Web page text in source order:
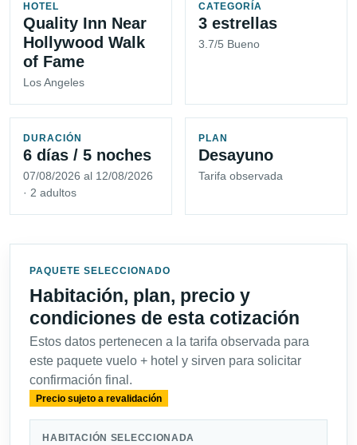
HOTEL
Quality Inn Near
Hollywood Walk
of Fame
Los Angeles
CATEGORÍA
3 estrellas
3.7/5 Bueno
DURACIÓN
6 días / 5 noches
07/08/2026 al 12/08/2026
· 2 adultos
PLAN
Desayuno
Tarifa observada
PAQUETE SELECCIONADO
Habitación, plan, precio y
condiciones de esta cotización
Estos datos pertenecen a la tarifa observada para
este paquete vuelo + hotel y sirven para solicitar
confirmación final.
Precio sujeto a revalidación
HABITACIÓN SELECCIONADA